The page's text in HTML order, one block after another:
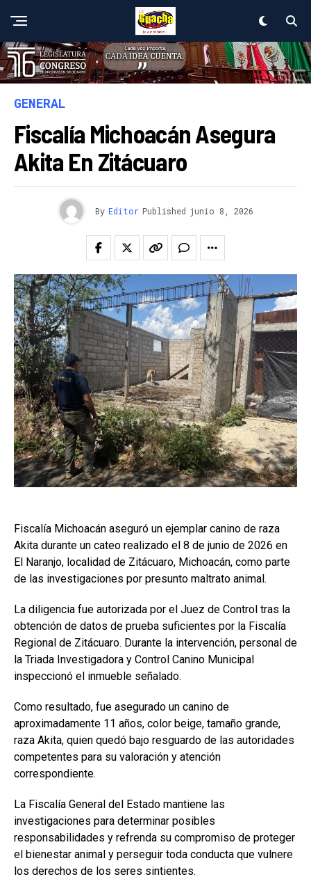
GENERAL
Fiscalía Michoacán Asegura
Akita En Zitácuaro
By Editor Published junio 8, 2026
Fiscalía Michoacán aseguró un ejemplar canino de raza
Akita durante un cateo realizado el 8 de junio de 2026 en
El Naranjo, localidad de Zitácuaro, Michoacán, como parte
de las investigaciones por presunto maltrato animal.
La diligencia fue autorizada por el Juez de Control tras la
obtención de datos de prueba suficientes por la Fiscalía
Regional de Zitácuaro. Durante la intervención, personal de
la Triada Investigadora y Control Canino Municipal
inspeccionó el inmueble señalado.
Como resultado, fue asegurado un canino de
aproximadamente 11 años, color beige, tamaño grande,
raza Akita, quien quedó bajo resguardo de las autoridades
competentes para su valoración y atención
correspondiente.
La Fiscalía General del Estado mantiene las
investigaciones para determinar posibles
responsabilidades y refrenda su compromiso de proteger
el bienestar animal y perseguir toda conducta que vulnere
los derechos de los seres sintientes.